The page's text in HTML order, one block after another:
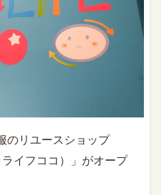
のリユースショップ
ライフココ）」がオープ